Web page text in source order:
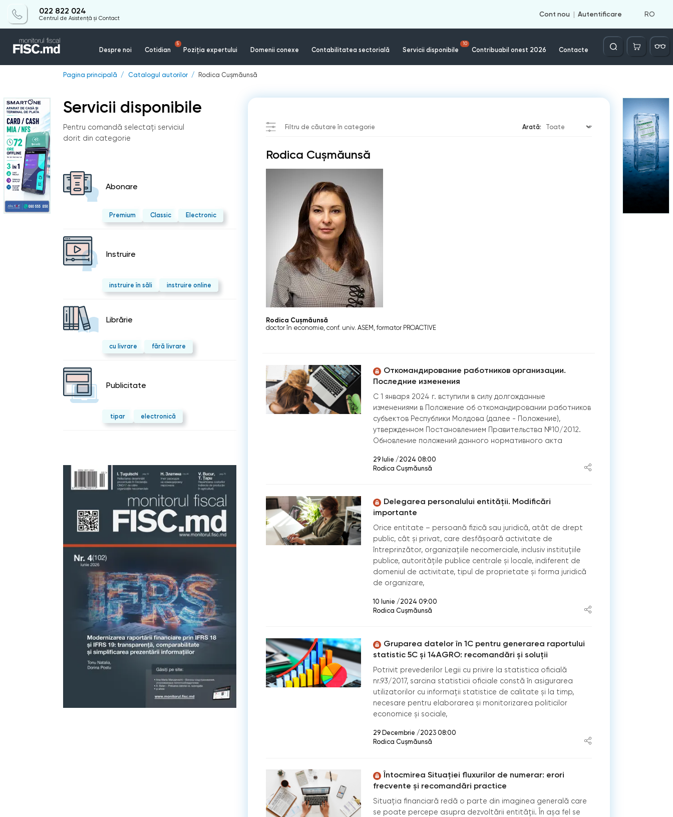
022 822 024
Centrul de Asistență și Contact
Cont nou Autentificare RO
Despre noi Cotidian
5
Poziția expertului Domenii conexe Contabilitatea sectorială Servicii disponibile
10
Contribuabil onest 2026 Contacte
Căutare
Pagina principală Catalogul autorilor Rodica Cușmăunsă
Servicii disponibile
Pentru comandă selectați serviciul
dorit din categorie
Abonare
Premium Classic Electronic
Instruire
instruire în săli instruire online
Librărie
cu livrare fără livrare
Publicitate
tipar electronică
Filtru de căutare în categorie Arată:
Rodica Cușmăunsă
Rodica Cușmăunsă
doctor în economie, conf. univ. ASEM, formator PROACTIVE
Откомандирование работников организации.
Последние изменения
С 1 января 2024 г. вступили в силу долгожданные
изменениями в Положение об откомандировании работников
субъектов Республики Молдова (далее - Положение),
утвержденном Постановлением Правительства №10/2012.
Обновление положений данного нормативного акта
29 Iulie /2024 08:00
Rodica Cușmăunsă
Delegarea personalului entității. Modificări
importante
Orice entitate – persoană fizică sau juridică, atât de drept
public, cât şi privat, care desfăşoară activitate de
întreprinzător, organizațiile necomerciale, inclusiv instituțiile
publice, autoritățile publice centrale și locale, indiferent de
domeniul de activitate, tipul de proprietate şi forma juridică
de organizare,
10 Iunie /2024 09:00
Rodica Cușmăunsă
Gruparea datelor în 1C pentru generarea raportului
statistic 5C și 14AGRO: recomandări și soluții
Potrivit prevederilor Legii cu privire la statistica oficială
nr.93/2017, sarcina statisticii oficiale constă în asigurarea
utilizatorilor cu informații statistice de calitate și la timp,
necesare pentru elaborarea și monitorizarea politicilor
economice și sociale,
29 Decembrie /2023 08:00
Rodica Cușmăunsă
Întocmirea Situației fluxurilor de numerar: erori
frecvente și recomandări practice
Situația financiară redă o parte din imaginea generală care
se poate percepe asupra dezvoltării entităţii. În aşa fel se